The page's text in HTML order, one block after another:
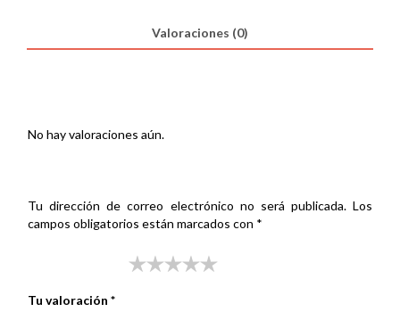
Valoraciones (0)
No hay valoraciones aún.
Tu dirección de correo electrónico no será publicada. Los
campos obligatorios están marcados con *
Tu valoración *